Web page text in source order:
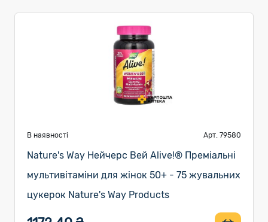
В наявності Арт. 79580
Nature's Way Нейчерс Вей Alive!® Преміальні
мультивітаміни для жінок 50+ - 75 жувальних
цукерок Nature's Way Products